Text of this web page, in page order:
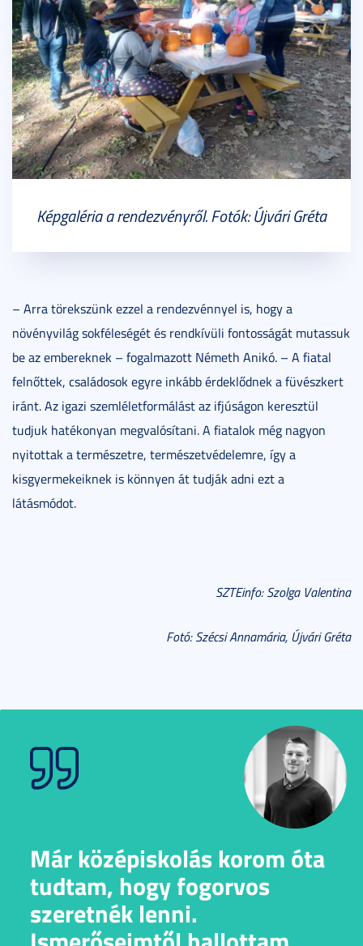
Képgaléria a rendezvényről. Fotók: Újvári Gréta
– Arra törekszünk ezzel a rendezvénnyel is, hogy a
növényvilág sokféleségét és rendkívüli fontosságát mutassuk
be az embereknek – fogalmazott Németh Anikó. – A fiatal
felnőttek, családosok egyre inkább érdeklődnek a füvészkert
iránt. Az igazi szemléletformálást az ifjúságon keresztül
tudjuk hatékonyan megvalósítani. A fiatalok még nagyon
nyitottak a természetre, természetvédelemre, így a
kisgyermekeiknek is könnyen át tudják adni ezt a
látásmódot.
SZTEinfo: Szolga Valentina
Fotó: Szécsi Annamária, Újvári Gréta
Már középiskolás korom óta
tudtam, hogy fogorvos
szeretnék lenni.